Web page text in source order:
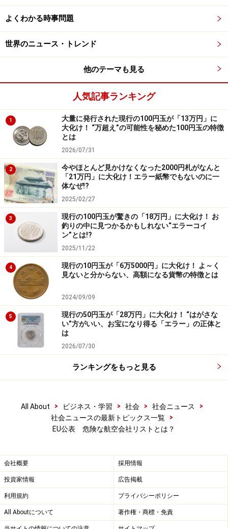
よくわかる時事問題
世界のニュース・トレンド
他のテーマも見る
人気記事ランキング
1
大量に発行された現行の100円玉が「13万円」に
大化け！ “万超え”の可能性を秘めた100円玉の特徴
とは
2026/07/31
2
今やほとんど見かけなくなった2000円札がなんと
「21万円」に大化け！エラー紙幣でもないのに一
体なぜ!?
2025/02/27
3
現行の100円玉が驚きの「18万円」に大化け！ お
釣りの中に見つかるかもしれない“エラーコイ
ン”とは!?
2025/11/22
4
現行の10円玉が「6万5000円」に大化け！ よ～く
見ないと分からない、高額になる貨幣の特徴とは
2024/09/09
5
現行の50円玉が「28万円」に大化け！ “はがさな
い”方がいい、お宝になり得る「エラー」の正体と
は
2026/07/30
ランキングをもっと見る
All About > ビジネス・学習 > 社会 > 社会ニュース
>
社会ニュースの最新トピックス一覧
>
EU公表 危険な航空会社リストとは？
会社概要 採用情報
投資家情報 広告掲載
利用規約 プライバシーポリシー
All Aboutについて 著作権・商標・免責